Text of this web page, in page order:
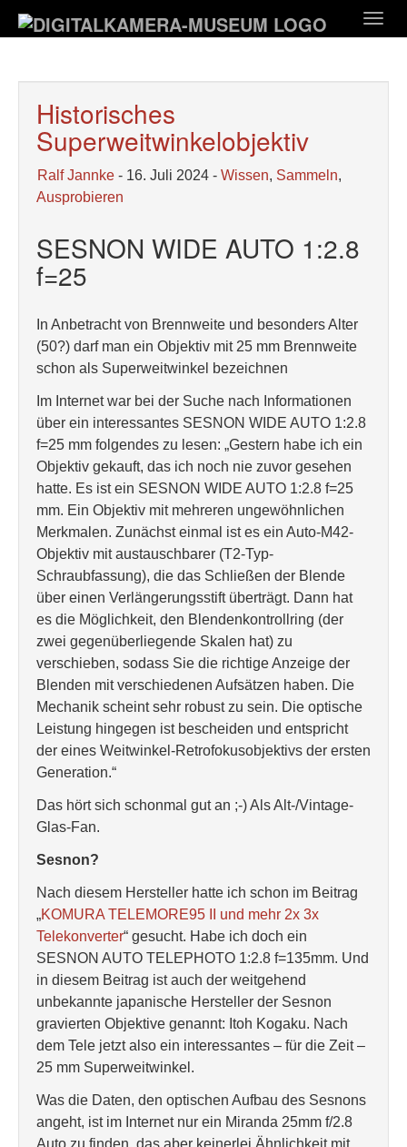
Hauptinhalt
Historisches
Superweitwinkelobjektiv
Ralf Jannke - 16. Juli 2024 - Wissen, Sammeln,
Ausprobieren
SESNON WIDE AUTO 1:2.8
f=25
In Anbetracht von Brennweite und besonders Alter
(50?) darf man ein Objektiv mit 25 mm Brennweite
schon als Superweitwinkel bezeichnen
Im Internet war bei der Suche nach Informationen
über ein interessantes SESNON WIDE AUTO 1:2.8
f=25 mm folgendes zu lesen: „Gestern habe ich ein
Objektiv gekauft, das ich noch nie zuvor gesehen
hatte. Es ist ein SESNON WIDE AUTO 1:2.8 f=25
mm. Ein Objektiv mit mehreren ungewöhnlichen
Merkmalen. Zunächst einmal ist es ein Auto-M42-
Objektiv mit austauschbarer (T2-Typ-
Schraubfassung), die das Schließen der Blende
über einen Verlängerungsstift überträgt. Dann hat
es die Möglichkeit, den Blendenkontrollring (der
zwei gegenüberliegende Skalen hat) zu
verschieben, sodass Sie die richtige Anzeige der
Blenden mit verschiedenen Aufsätzen haben. Die
Mechanik scheint sehr robust zu sein. Die optische
Leistung hingegen ist bescheiden und entspricht
der eines Weitwinkel-Retrofokusobjektivs der ersten
Generation.“
Das hört sich schonmal gut an ;-) Als Alt-/Vintage-
Glas-Fan.
Sesnon?
Nach diesem Hersteller hatte ich schon im Beitrag
„KOMURA TELEMORE95 II und mehr 2x 3x
Telekonverter“ gesucht. Habe ich doch ein
SESNON AUTO TELEPHOTO 1:2.8 f=135mm. Und
in diesem Beitrag ist auch der weitgehend
unbekannte japanische Hersteller der Sesnon
gravierten Objektive genannt: Itoh Kogaku. Nach
dem Tele jetzt also ein interessantes – für die Zeit –
25 mm Superweitwinkel.
Was die Daten, den optischen Aufbau des Sesnons
angeht, ist im Internet nur ein Miranda 25mm f/2.8
Auto zu finden, das aber keinerlei Ähnlichkeit mit